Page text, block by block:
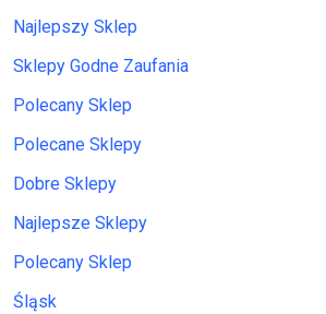
Najlepszy Sklep
Sklepy Godne Zaufania
Polecany Sklep
Polecane Sklepy
Dobre Sklepy
Najlepsze Sklepy
Polecany Sklep
Śląsk